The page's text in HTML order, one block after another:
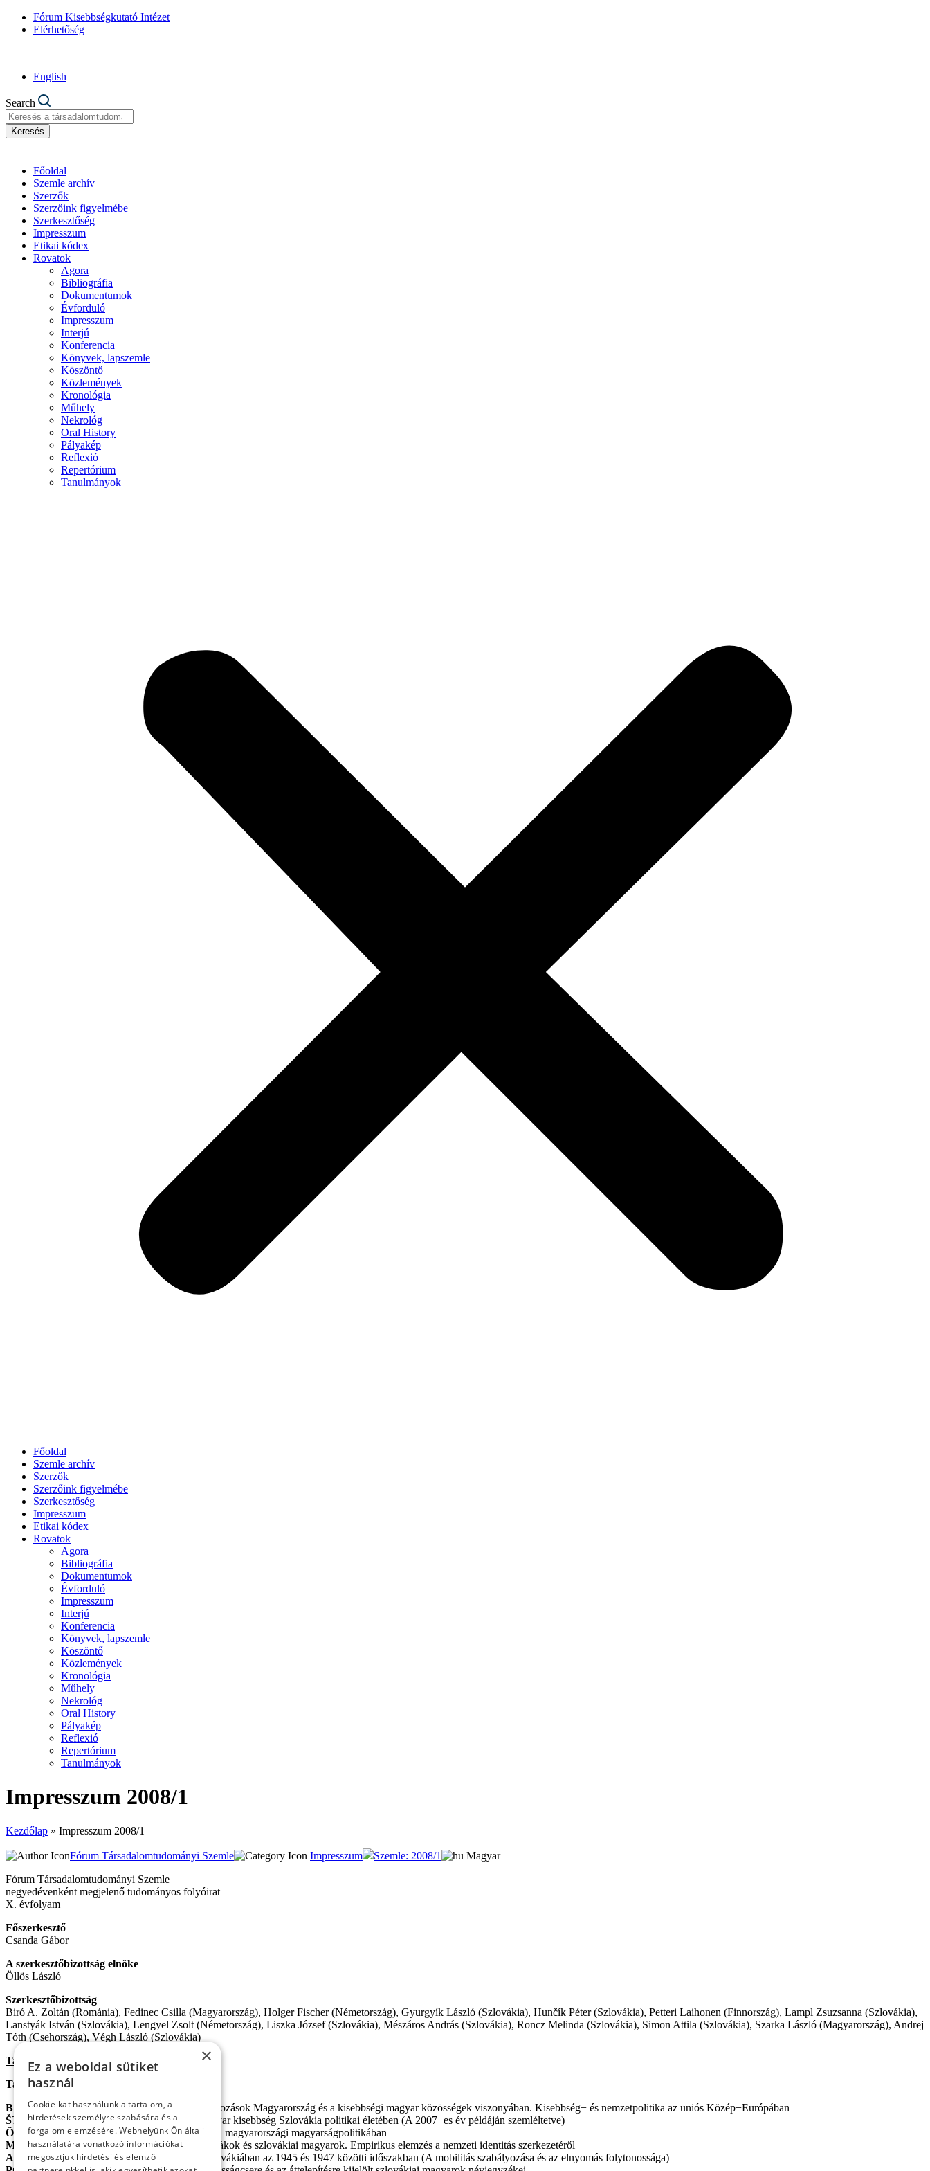
Fórum Kisebbségkutató Intézet
Elérhetőség
English
Search
Keresés
Főoldal
Szemle archív
Szerzők
Szerzőink figyelmébe
Szerkesztőség
Impresszum
Etikai kódex
Rovatok
Agora
Bibliográfia
Dokumentumok
Évforduló
Impresszum
Interjú
Konferencia
Könyvek, lapszemle
Köszöntő
Közlemények
Kronológia
Műhely
Nekrológ
Oral History
Pályakép
Reflexió
Repertórium
Tanulmányok
Főoldal
Szemle archív
Szerzők
Szerzőink figyelmébe
Szerkesztőség
Impresszum
Etikai kódex
Rovatok
Agora
Bibliográfia
Dokumentumok
Évforduló
Impresszum
Interjú
Konferencia
Könyvek, lapszemle
Köszöntő
Közlemények
Kronológia
Műhely
Nekrológ
Oral History
Pályakép
Reflexió
Repertórium
Tanulmányok
Impresszum 2008/1
Kezdőlap » Impresszum 2008/1
Fórum Társadalomtudományi Szemle Impresszum Szemle: 2008/1
Magyar
Fó­rum Tár­sa­da­lom­tu­do­má­nyi Szem­le
negyedévenként megjelenő tu­do­má­nyos fo­lyó­ira­t
X. évfolyam
Főszerkesztő
Csanda Gábor
A szerkesztőbizottság elnöke
Öllös László
Szer­kesz­tő­bi­zott­ság
Biró A. Zoltán (Románia), Fedinec Csilla (Magyarország), Holger Fischer (Németország), Gyurgyík László (Szlovákia), Hunčík Péter (Szlovákia), Petteri Laihonen (Finnország), Lampl Zsuzsanna (Szlovákia),
Lanstyák István (Szlovákia), Lengyel Zsolt (Németország), Liszka József (Szlovákia), Mészáros András (Szlovákia), Roncz Melinda (Szlovákia), Simon Attila (Szlovákia), Szarka László (Magyarország), Andrej
Tóth (Csehország), Végh László (Szlovákia)
Tartalom:
Tanulmányok
BÁRDI NÁNDOR–SZARKA LÁSZLÓ:
Változások Magyarország és a kisebbségi magyar közösségek viszonyában. Kisebbség− és nemzetpolitika az uniós Közép−Európában
ŠTEFAN ŠUTAJ–SÁPOS ARANKA:
A magyar kisebbség Szlovákia politikai életében (A 2007−es év példáján szemléltetve)
ÖLLÖS LÁSZLÓ:Nemzeti harc és támogatás a magyarországi magyarságpolitikában
MÁRIA HOMIŠINOVÁ: Magyarországi szlovákok és szlovákiai magyarok. Empirikus elemzés a nemzeti identitás szerkezetéről
ANNA JUROVÁ:A szlovákiai romák Csehszlovákiában az 1945 és 1947 közötti időszakban (A mobilitás szabályozása és az elnyomás folytonossága)
×
Ez a weboldal sütiket
használ
Cookie-kat használunk a tartalom, a
hirdetések személyre szabására és a
forgalom elemzésére. Webhelyünk Ön általi
használatára vonatkozó információkat
megosztjuk hirdetési és elemző